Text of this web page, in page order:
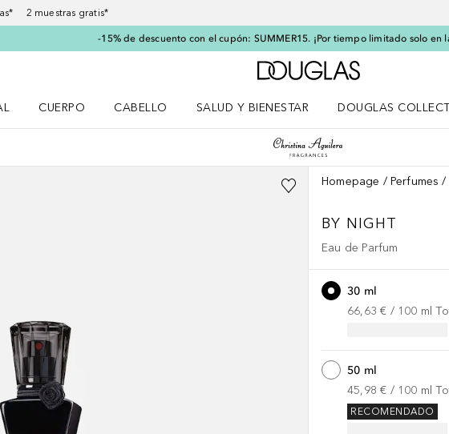
2 muestras gratis*
-15% de descuento con el cupón: SUMMER15. ¡Por tiempo limitado solo en
A Douglas Home
CUERPO
CABELLO
SALUD Y BIENESTAR
DOUGLAS
Homepage Perfumes
BY NIGHT
Eau de Parfum
30 ml
66,63 € / 100 ml
50 ml
45,98 € / 100 ml
RECOMENDADO